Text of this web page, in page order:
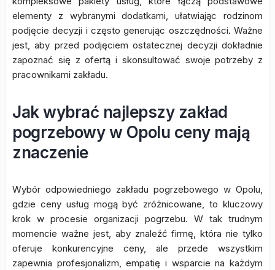
elementy z wybranymi dodatkami, ułatwiając rodzinom
podjęcie decyzji i często generując oszczędności. Ważne
jest, aby przed podjęciem ostatecznej decyzji dokładnie
zapoznać się z ofertą i skonsultować swoje potrzeby z
pracownikami zakładu.
Jak wybrać najlepszy zakład
pogrzebowy w Opolu ceny mają
znaczenie
Wybór odpowiedniego zakładu pogrzebowego w Opolu,
gdzie ceny usług mogą być zróżnicowane, to kluczowy
krok w procesie organizacji pogrzebu. W tak trudnym
momencie ważne jest, aby znaleźć firmę, która nie tylko
oferuje konkurencyjne ceny, ale przede wszystkim
zapewnia profesjonalizm, empatię i wsparcie na każdym